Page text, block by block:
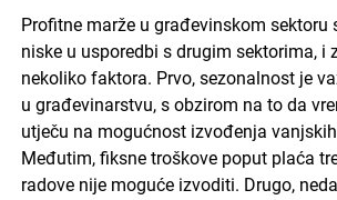
Profitne marže u građevinskom sektoru
niske u usporedbi s drugim sektorima, i
nekoliko faktora. Prvo, sezonalnost je
u građevinarstvu, s obzirom na to da
utječu na mogućnost izvođenja
Međutim, fiksne troškove poput plaća
radove nije moguće izvoditi. Drugo,